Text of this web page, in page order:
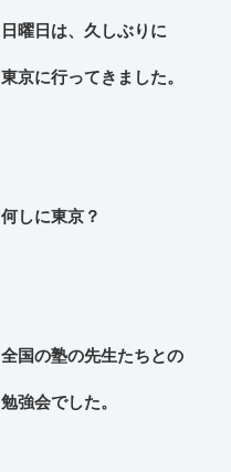
日曜日は、久しぶりに
東京に行ってきました。
何しに東京？
全国の塾の先生たちとの
勉強会でした。